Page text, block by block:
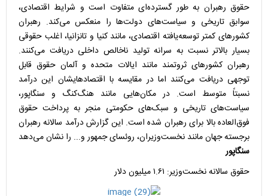
حقوق رهبران به طور گسترده‌ای متفاوت است و شرایط اقتصادی،
سوابق تاریخی و سیاست‌های دولت‌ها را منعکس می‌کند. رهبران
کشورهای کمتر توسعه‌یافته اقتصادی، مانند کنیا و تانزانیا، اغلب حقوقی
بسیار بالاتر نسبت به سرانه تولید ناخالص داخلی دریافت می‌کنند.
رهبران کشورهای ثروتمند مانند ایالات متحده و آلمان حقوق قابل
توجهی دریافت می‌کنند اما در مقایسه با اقتصادهایشان این درآمد
نسبتاً متوسط است. در مکان‌هایی مانند هنگ‌کنگ و سنگاپور،
سیاست‌های تاریخی و سبک‌های حکومتی منجر به پرداخت حقوق
فوق‌العاده بالا برای رهبران شده است. این گزارش درآمد سالانه رهبران
برجسته جهان مانند نخست‌وزیران، روئسای جمهور و... را نشان می‌دهد
سنگاپور
حقوق سالانه نخست‌وزیر: ۱.۶۱ میلیون دلار